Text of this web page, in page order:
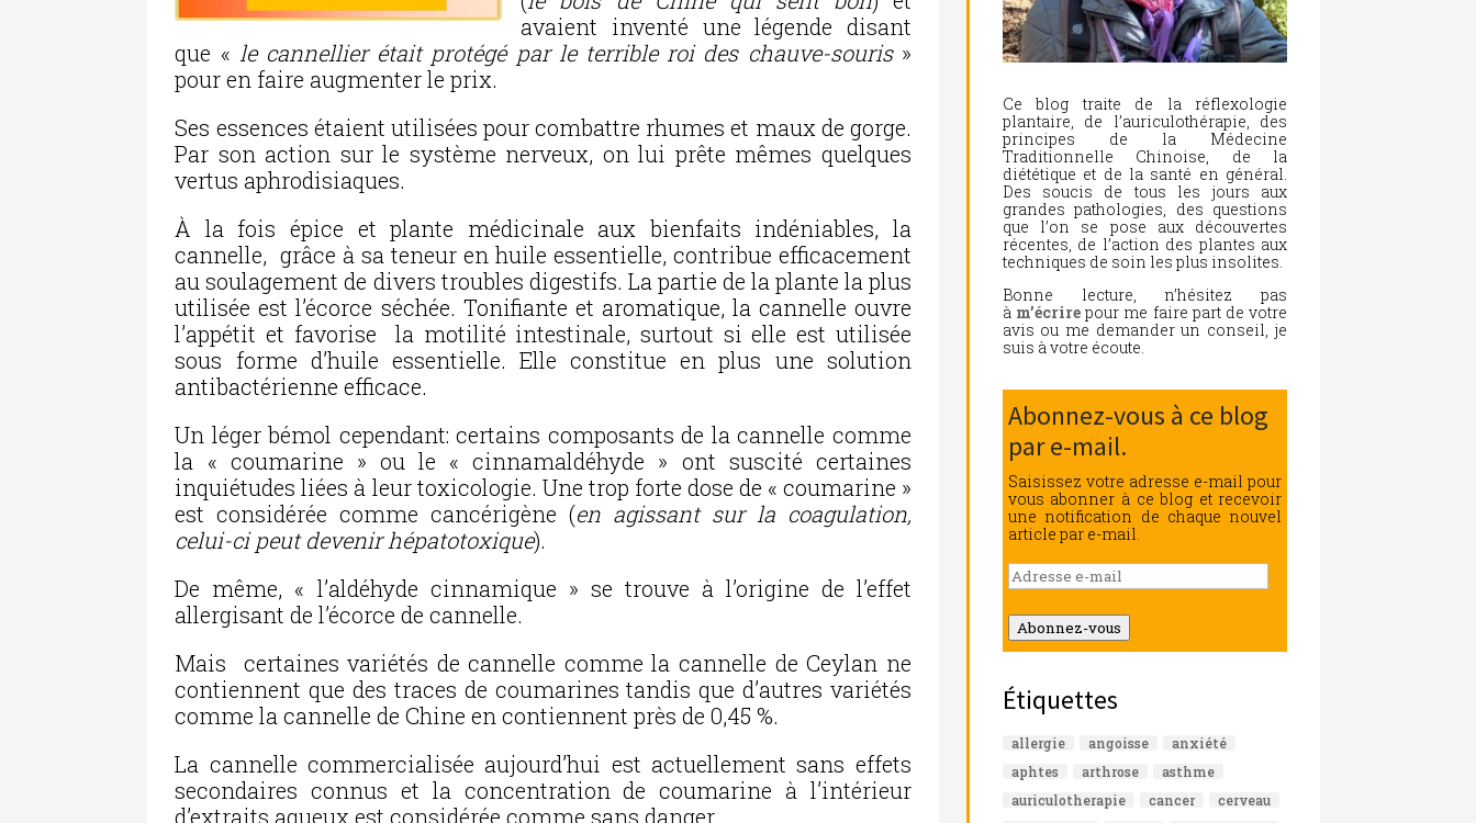
avaient inventé une légende disant
que « le cannellier était protégé par le terrible roi des chauve-souris»
pour en faire augmenter le prix.
Ses essences étaient utilisées pour combattre rhumes et maux de gorge.
Par son action sur le système nerveux, on lui prête mêmes quelques
vertus aphrodisiaques.
À la fois épice et plante médicinale aux bienfaits indéniables, la
cannelle, grâce à sa teneur en huile essentielle, contribue efficacement
au soulagement de divers troubles digestifs. La partie de la plante la plus
utilisée est l’écorce séchée. Tonifiante et aromatique, la cannelle ouvre
l’appétit et favorise la motilité intestinale, surtout si elle est utilisée
sous forme d’huile essentielle. Elle constitue en plus une solution
antibactérienne efficace.
Un léger bémol cependant: certains composants de la cannelle comme
la « coumarine » ou le « cinnamaldéhyde » ont suscité certaines
inquiétudes liées à leur toxicologie. Une trop forte dose de « coumarine »
est considérée comme cancérigène (en agissant sur la coagulation,
celui-ci peut devenir hépatotoxique).
De même, « l’aldéhyde cinnamique » se trouve à l’origine de l’effet
allergisant de l’écorce de cannelle.
Mais certaines variétés de cannelle comme la cannelle de Ceylan ne
contiennent que des traces de coumarines tandis que d’autres variétés
comme la cannelle de Chine en contiennent près de 0,45 %.
La cannelle commercialisée aujourd’hui est actuellement sans effets
secondaires connus et la concentration de coumarine à l’intérieur
d’extraits aqueux est considérée comme sans danger.
Ce blog traite de la réflexologie
plantaire, de l’auriculothérapie, des
principes de la Médecine
Traditionnelle Chinoise, de la
diététique et de la santé en général.
Des soucis de tous les jours aux
grandes pathologies, des questions
que l’on se pose aux découvertes
récentes, de l’action des plantes aux
techniques de soin les plus insolites.
Bonne lecture, n’hésitez pas
à m’écrire pour me faire part de votre
avis ou me demander un conseil, je
suis à votre écoute.
Abonnez-vous à ce blog
par e-mail.
Saisissez votre adresse e-mail pour
vous abonner à ce blog et recevoir
une notification de chaque nouvel
article par e-mail.
Adresse
e-
mail
Abonnez-vous
Étiquettes
allergie angoisse
anxiété
aphtes
arthrose
asthme
auriculotherapie
cancer
cerveau